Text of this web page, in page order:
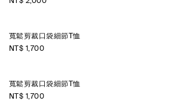
寬鬆剪裁口袋細節T恤
NT$ 1,700
寬鬆剪裁口袋細節T恤
NT$ 1,700